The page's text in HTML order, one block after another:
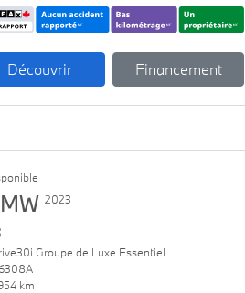
Découvrir Financement
2023
Groupe de Luxe Essentiel
km